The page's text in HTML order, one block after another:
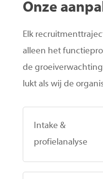
Onze
Elk
alleen het
de
lukt als wij de
Intake &
profielanalyse